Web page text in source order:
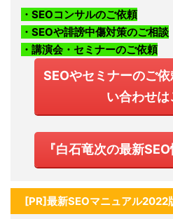
・SEOコンサルのご依頼
・SEOや誹謗中傷対策のご相談
・講演会・セミナーのご依頼
SEOやセミナーのご
い合わせは
『白石竜次の最新
[PR]最新SEOマニュアル2022